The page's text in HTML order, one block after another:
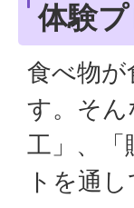
体験
食べ物
す。そん
工」、「
トを通